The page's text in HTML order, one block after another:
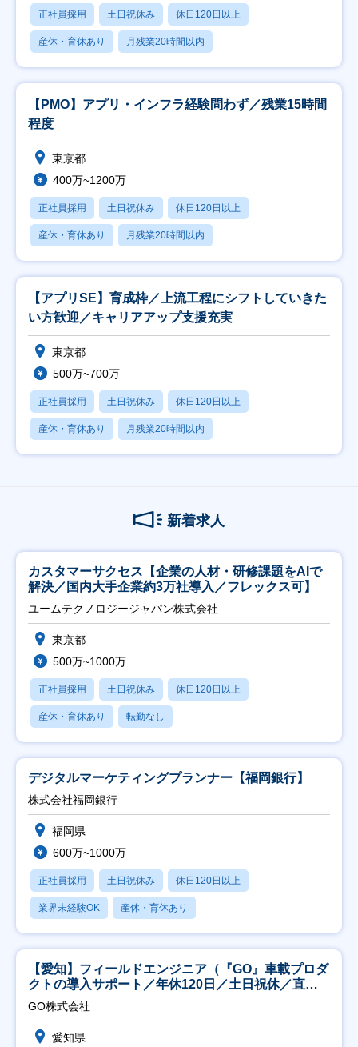
正社員採用 土日祝休み 休日120日以上
産休・育休あり 月残業20時間以内
【PMO】アプリ・インフラ経験問わず／残業15時間
程度
東京都
400万~1200万
正社員採用 土日祝休み 休日120日以上
産休・育休あり 月残業20時間以内
【アプリSE】育成枠／上流工程にシフトしていきた
い方歓迎／キャリアアップ支援充実
東京都
500万~700万
正社員採用 土日祝休み 休日120日以上
産休・育休あり 月残業20時間以内
新着求人
カスタマーサクセス【企業の人材・研修課題をAIで
解決／国内大手企業約3万社導入／フレックス可】
ユームテクノロジージャパン株式会社
東京都
500万~1000万
正社員採用 土日祝休み 休日120日以上
産休・育休あり 転勤なし
デジタルマーケティングプランナー【福岡銀行】
株式会社福岡銀行
福岡県
600万~1000万
正社員採用 土日祝休み 休日120日以上
業界未経験OK 産休・育休あり
【愛知】フィールドエンジニア（『GO』車載プロダ
クトの導入サポート／年休120日／土日祝休／直行
直帰
GO株式会社
愛知県